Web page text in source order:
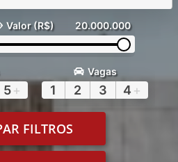
Valor (R$) 20.000.000
5+
Vagas
1 2 3 4 +
FILTROS